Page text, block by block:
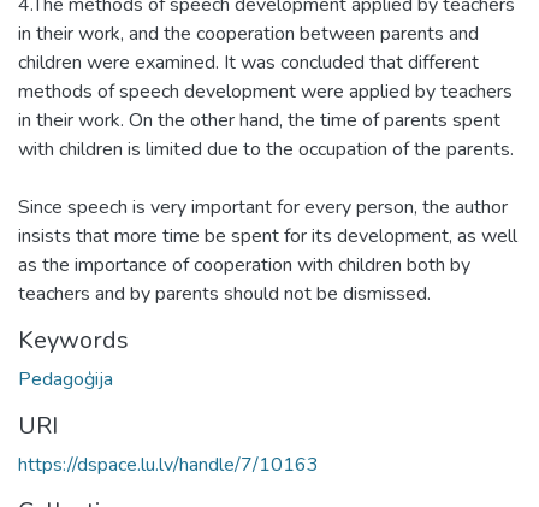
in their work, and the cooperation between parents and
children were examined. It was concluded that different
methods of speech development were applied by teachers
in their work. On the other hand, the time of parents spent
with children is limited due to the occupation of the parents.
Since speech is very important for every person, the author
insists that more time be spent for its development, as well
as the importance of cooperation with children both by
teachers and by parents should not be dismissed.
Keywords
Pedagoģija
URI
https://dspace.lu.lv/handle/7/10163